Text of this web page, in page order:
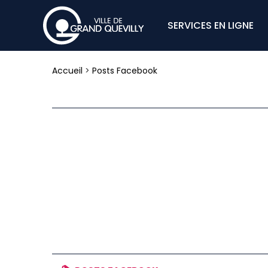
SERVICES EN LIGNE
Accueil > Posts Facebook